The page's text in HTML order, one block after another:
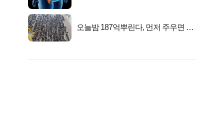
오늘밤 187억뿌린다, 먼저 주우면 최